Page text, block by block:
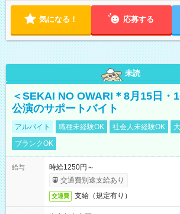
気になる！ 応募する
未読
＜SEKAI NO OWARI＊8月15日・
公演のサポートバイト
アルバイト 職種未経験OK 社会人未経験OK
ブランクOK
給与
時給1250円～
交通費別途支給あり
交通費 支給（規定有り）